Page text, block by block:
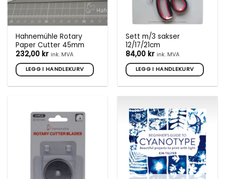
Hahnemühle Rotary
Paper Cutter 45mm
232,00 kr ink. MVA
LEGG I HANDLEKURV
Sett m/3 sakser
12/17/21cm
84,00 kr ink. MVA
LEGG I HANDLEKURV